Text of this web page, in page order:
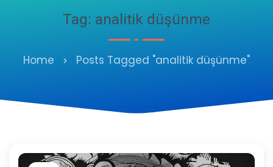
Tag: analitik düşünme
Home Posts Tagged "analitik düşünme"